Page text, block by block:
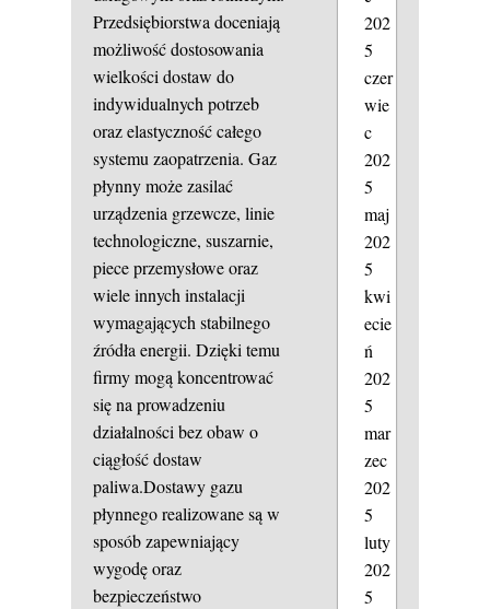
Przedsiębiorstwa doceniają
możliwość dostosowania
wielkości dostaw do
indywidualnych potrzeb
oraz elastyczność całego
systemu zaopatrzenia. Gaz
płynny może zasilać
urządzenia grzewcze, linie
technologiczne, suszarnie,
piece przemysłowe oraz
wiele innych instalacji
wymagających stabilnego
źródła energii. Dzięki temu
firmy mogą koncentrować
się na prowadzeniu
działalności bez obaw o
ciągłość dostaw
paliwa.Dostawy gazu
płynnego realizowane są w
sposób zapewniający
wygodę oraz
bezpieczeństwo
202
5
czer
wie
c
202
5
maj
202
5
kwi
ecie
ń
202
5
mar
zec
202
5
luty
202
5